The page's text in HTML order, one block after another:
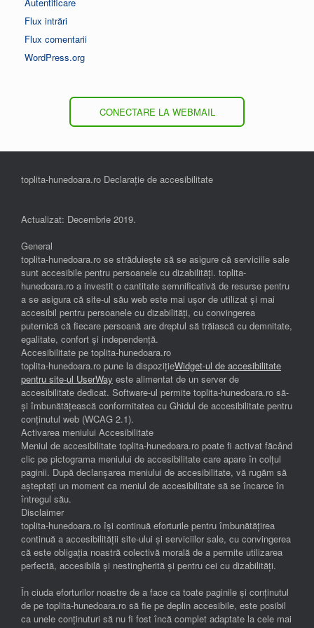
Flux intrări
Flux comentarii
WordPress.org
CONECTARE LA WEBMAIL
toplita-hunedoara.ro Declarație de accesibilitate
Actualizat: Decembrie 2019.
General
toplita-hunedoara.ro se străduiește să se asigure că serviciile sale
sunt accesibile pentru persoanele cu dizabilități. toplita-
hunedoara.ro a investit o cantitate semnificativă de resurse pentru
a se asigura că site-ul său web este mai ușor de utilizat și mai
accesibil pentru persoanele cu dizabilități, cu convingerea
puternică că fiecare persoană are dreptul să trăiască cu demnitate,
egalitate, confort și independenţă.
Accesibilitate pe toplita-hunedoara.ro
toplita-hunedoara.ro pune la dispozițieWidget-ul de accesibilitate
pentru site-ul UserWay este alimentat de un server de
accesibilitate dedicat. Software-ul permite toplita-hunedoara.ro să-
și îmbunătățească conformitatea cu Ghidul de accesibilitate pentru
conținutul web (WCAG 2.1).
Activarea meniului Accesibilitate
Meniul de accesibilitate toplita-hunedoara.ro poate fi activat făcând
clic pe pictograma meniului de accesibilitate care apare în colțul
paginii. După declanșarea meniului de accesibilitate, vă rugăm să
așteptați un moment ca meniul de accesibilitate să se încarce în
întregul său.
Disclaimer
toplita-hunedoara.ro își continuă eforturile pentru îmbunătățirea
continuă a accesibilității site-ului și serviciilor sale, cu convingerea
că este obligația noastră colectivă morală de a permite utilizarea
perfectă, accesibilă și nestingherită și pentru cei cu dizabilități.
În ciuda eforturilor noastre de a face ca toate paginile și conținutul
de pe toplita-hunedoara.ro să fie pe deplin accesibile, este posibil
ca unele conținuturi să nu fi fost încă complet adaptate la cele mai